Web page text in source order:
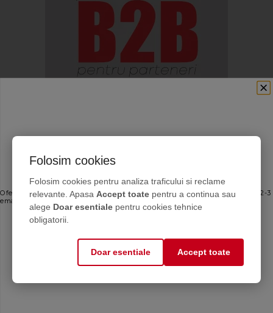
Folosim cookies
Folosim cookies pentru analiza traficului si reclame
relevante. Apasa Accept toate pentru a continua sau
alege Doar esentiale pentru cookies tehnice
obligatorii.
Doar esentiale Accept toate
Ofertele bune, direct în inbox
Oferte personalizate și sfaturi de întreținere direct de la producător. Maximum 2-3
emailuri pe lună — fără spam.
Mă abonez